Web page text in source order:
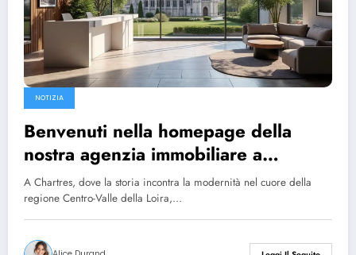
NOTIZIA
Benvenuti nella homepage della
nostra agenzia immobiliare a
Chartres
A Chartres, dove la storia incontra la modernità nel cuore della
regione Centro-Valle della Loira,…